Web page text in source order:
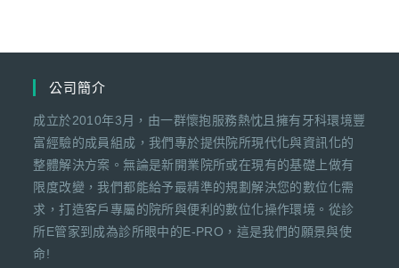
公司簡介
成立於2010年3月，由一群懷抱服務熱忱且擁有牙科環境豐
富經驗的成員組成，我們專於提供院所現代化與資訊化的
整體解決方案。無論是新開業院所或在現有的基礎上做有
限度改變，我們都能給予最精準的規劃解決您的數位化需
求，打造客戶專屬的院所與便利的數位化操作環境。從診
所E管家到成為診所眼中的E-PRO，這是我們的願景與使
命!